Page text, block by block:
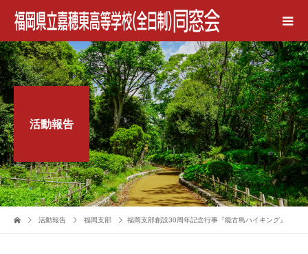
活動報告
活動報告 福岡支部 福岡支部創設30周年記念行事『能古島ハイキング』